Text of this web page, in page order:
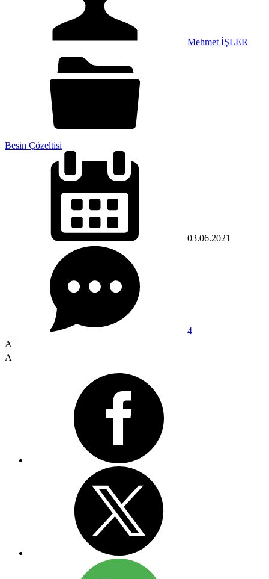
Mehmet İŞLER
Besin Çözeltisi
03.06.2021
4
A+
A-